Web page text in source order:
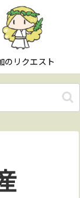
のリクエスト